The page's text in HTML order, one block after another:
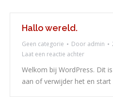
Hallo wereld.
Geen categorie Door admin
Laat een reactie achter
Welkom bij WordPress. Dit
aan of verwijder het en start